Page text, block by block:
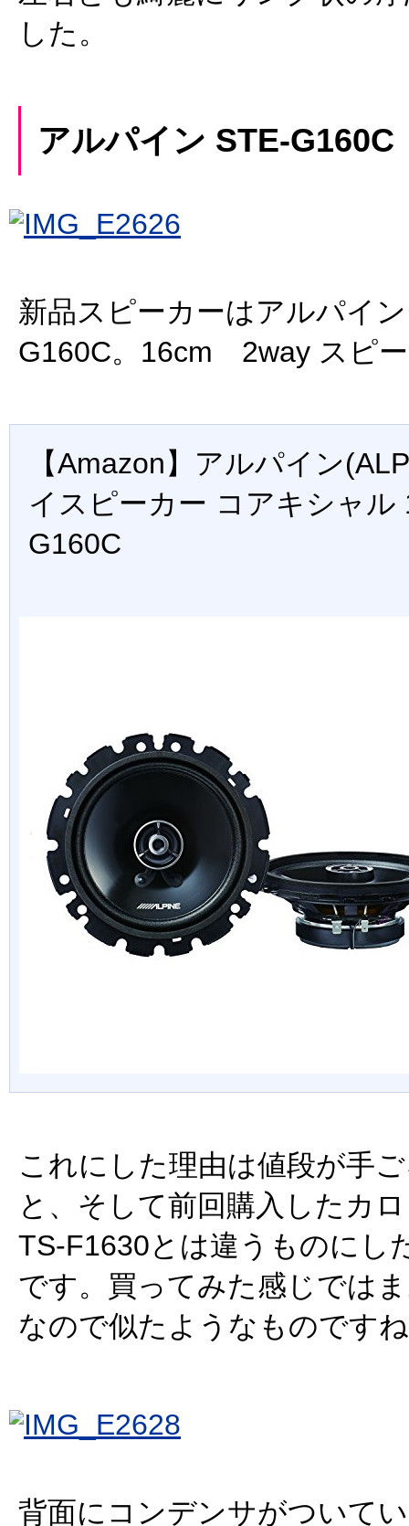
した。
アルパイン STE-G160C
新品スピーカーはアルパイ
G160C。16cm 2way スピ
【Amazon】アルパイン
イスピーカー コアキシャル
G160C
これにした理由は値段が手
と、そして前回購入したカ
TS-F1630とは違うものにし
です。買ってみた感じでは
なので似たようなものです
背面にコンデンサがついて